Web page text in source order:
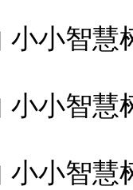
小智慧
小智慧
小小智慧